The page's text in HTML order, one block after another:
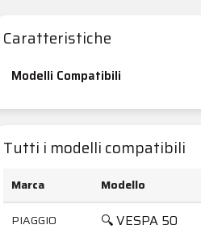
Caratteristiche
Modelli Compatibili
Tutti i modelli compatibili
Marca Modello
PIAGGIO
🔍 VESPA 50